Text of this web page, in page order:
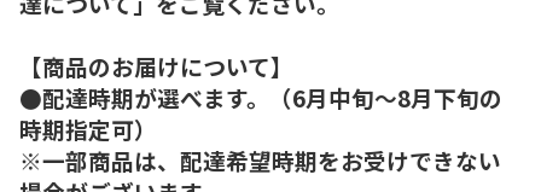
【商品のお届けについて】
●配達時期が選べます。（6月中旬～8月下旬の
時期指定可）
※一部商品は、配達希望時期をお受けできない